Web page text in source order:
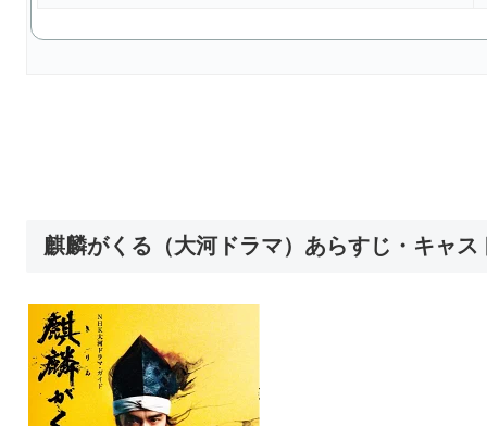
麒麟がくる（大河ドラマ）あらすじ・キャ